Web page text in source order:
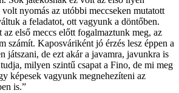
nyomás az utóbbi meccseken mutatott
a feladatot, ott vagyunk a döntőben.
első meccs előtt fogalmaztunk meg, az
számít. Kaposváriként jó érzés lesz éppen a
játszani, de ezt akár a javamra, javunkra is
milyen szintű csapat a Fino, de mi meg
képesek vagyunk megnehezíteni az
is.”